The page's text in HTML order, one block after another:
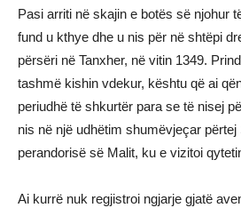
Pasi arriti në skajin e botës së njohur
fund u kthye dhe u nis për në shtëpi
përsëri në Tanxher, në vitin 1349.
tashmë kishin vdekur, kështu që ai
periudhë të shkurtër para se të nisej
nis në një udhëtim shumëvjeçar përtej
perandorisë së Malit, ku e vizitoi
Ai kurrë nuk regjistroi ngjarje gjatë